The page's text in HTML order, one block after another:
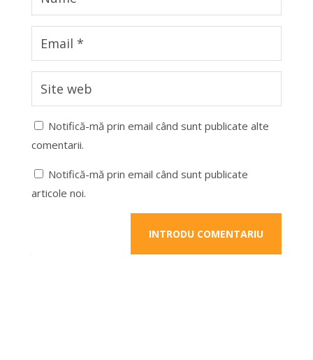
Notifică-mă prin email când sunt publicate alte
comentarii.
Notifică-mă prin email când sunt publicate
articole noi.
INTRODU COMENTARIU